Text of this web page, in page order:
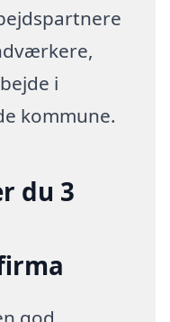
i
kommune.
du 3